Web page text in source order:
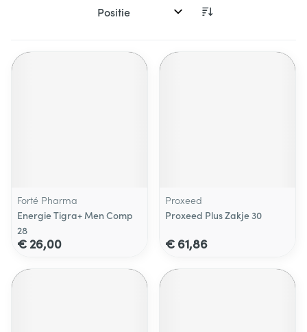
Sorteer op:
Forté Pharma
Energie Tigra+ Men Comp
28
€ 26,00
Proxeed
Proxeed Plus Zakje 30
€ 61,86